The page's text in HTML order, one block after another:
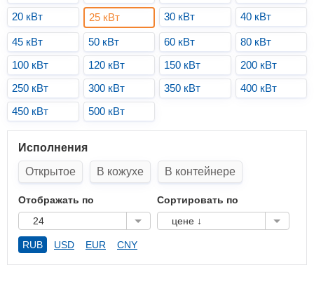
20 кВт
25 кВт 30 кВт 40 кВт
45 кВт 50 кВт 60 кВт
80 кВт
100 кВт
120 кВт 150 кВт
200 кВт
250 кВт
300 кВт 350 кВт
400 кВт
450 кВт
500 кВт
Исполнения
Открытое
В кожухе В контейнере
Отображать по
24
Сортировать по
цене ↓
RUB USD EUR CNY